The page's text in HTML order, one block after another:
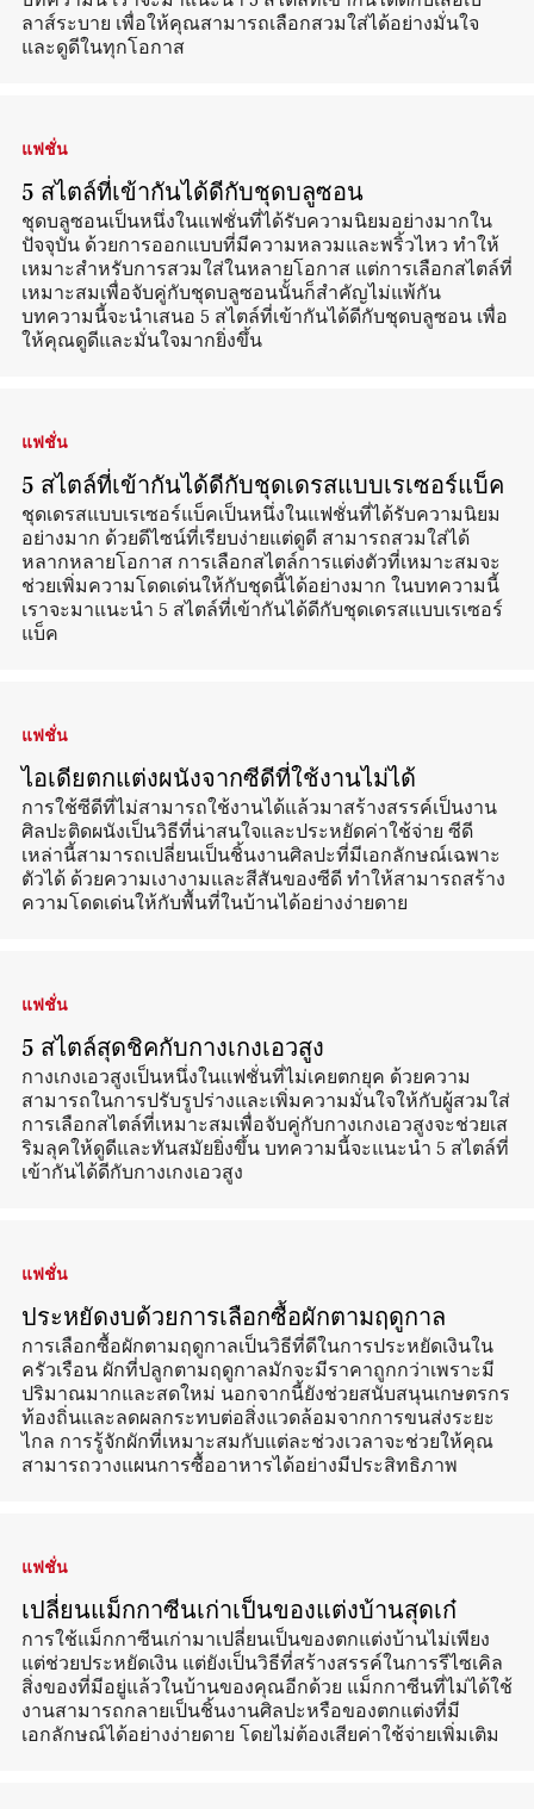
ลาส์ระบาย เพื่อให้คุณสามารถเลือกสวมใส่ได้อย่างมั่นใจ
และดูดีในทุกโอกาส
แฟชั่น
5 สไตล์ที่เข้ากันได้ดีกับชุดบลูซอน
ชุดบลูซอนเป็นหนึ่งในแฟชั่นที่ได้รับความนิยมอย่างมากใน
ปัจจุบัน ด้วยการออกแบบที่มีความหลวมและพริ้วไหว ทำให้
เหมาะสำหรับการสวมใส่ในหลายโอกาส แต่การเลือกสไตล์ที่
เหมาะสมเพื่อจับคู่กับชุดบลูซอนนั้นก็สำคัญไม่แพ้กัน
บทความนี้จะนำเสนอ 5 สไตล์ที่เข้ากันได้ดีกับชุดบลูซอน เพื่อ
ให้คุณดูดีและมั่นใจมากยิ่งขึ้น
แฟชั่น
5 สไตล์ที่เข้ากันได้ดีกับชุดเดรสแบบเรเซอร์แบ็ค
ชุดเดรสแบบเรเซอร์แบ็คเป็นหนึ่งในแฟชั่นที่ได้รับความนิยม
อย่างมาก ด้วยดีไซน์ที่เรียบง่ายแต่ดูดี สามารถสวมใส่ได้
หลากหลายโอกาส การเลือกสไตล์การแต่งตัวที่เหมาะสมจะ
ช่วยเพิ่มความโดดเด่นให้กับชุดนี้ได้อย่างมาก ในบทความนี้
เราจะมาแนะนำ 5 สไตล์ที่เข้ากันได้ดีกับชุดเดรสแบบเรเซอร์
แบ็ค
แฟชั่น
ไอเดียตกแต่งผนังจากซีดีที่ใช้งานไม่ได้
การใช้ซีดีที่ไม่สามารถใช้งานได้แล้วมาสร้างสรรค์เป็นงาน
ศิลปะติดผนังเป็นวิธีที่น่าสนใจและประหยัดค่าใช้จ่าย ซีดี
เหล่านี้สามารถเปลี่ยนเป็นชิ้นงานศิลปะที่มีเอกลักษณ์เฉพาะ
ตัวได้ ด้วยความเงางามและสีสันของซีดี ทำให้สามารถสร้าง
ความโดดเด่นให้กับพื้นที่ในบ้านได้อย่างง่ายดาย
แฟชั่น
5 สไตล์สุดชิคกับกางเกงเอวสูง
กางเกงเอวสูงเป็นหนึ่งในแฟชั่นที่ไม่เคยตกยุค ด้วยความ
สามารถในการปรับรูปร่างและเพิ่มความมั่นใจให้กับผู้สวมใส่
การเลือกสไตล์ที่เหมาะสมเพื่อจับคู่กับกางเกงเอวสูงจะช่วยเส
ริมลุคให้ดูดีและทันสมัยยิ่งขึ้น บทความนี้จะแนะนำ 5 สไตล์ที่
เข้ากันได้ดีกับกางเกงเอวสูง
แฟชั่น
ประหยัดงบด้วยการเลือกซื้อผักตามฤดูกาล
การเลือกซื้อผักตามฤดูกาลเป็นวิธีที่ดีในการประหยัดเงินใน
ครัวเรือน ผักที่ปลูกตามฤดูกาลมักจะมีราคาถูกกว่าเพราะมี
ปริมาณมากและสดใหม่ นอกจากนี้ยังช่วยสนับสนุนเกษตรกร
ท้องถิ่นและลดผลกระทบต่อสิ่งแวดล้อมจากการขนส่งระยะ
ไกล การรู้จักผักที่เหมาะสมกับแต่ละช่วงเวลาจะช่วยให้คุณ
สามารถวางแผนการซื้ออาหารได้อย่างมีประสิทธิภาพ
แฟชั่น
เปลี่ยนแม็กกาซีนเก่าเป็นของแต่งบ้านสุดเก๋
การใช้แม็กกาซีนเก่ามาเปลี่ยนเป็นของตกแต่งบ้านไม่เพียง
แต่ช่วยประหยัดเงิน แต่ยังเป็นวิธีที่สร้างสรรค์ในการรีไซเคิล
สิ่งของที่มีอยู่แล้วในบ้านของคุณอีกด้วย แม็กกาซีนที่ไม่ได้ใช้
งานสามารถกลายเป็นชิ้นงานศิลปะหรือของตกแต่งที่มี
เอกลักษณ์ได้อย่างง่ายดาย โดยไม่ต้องเสียค่าใช้จ่ายเพิ่มเติม